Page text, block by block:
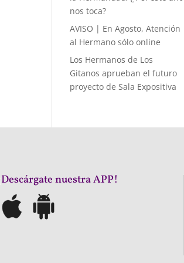
nos toca?
AVISO | En Agosto, Atención
al Hermano sólo online
Los Hermanos de Los
Gitanos aprueban el futuro
proyecto de Sala Expositiva
nuestra APP!